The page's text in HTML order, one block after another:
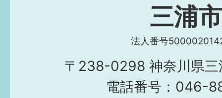
三浦市
法人番号
〒238-0298 神奈川県三
電話番号：046-